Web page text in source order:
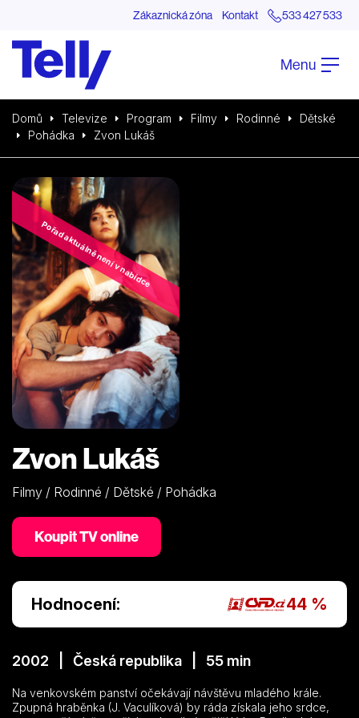
Zákaznická zóna Kontakt 533 427 533
Menu
Domů Televize Program Filmy Rodinné
Dětské
Pohádka
Zvon Lukáš
Pořad aktuálně není v nabídce
Zvon Lukáš
Filmy / Rodinné / Dětské / Pohádka
Koupit TV online
Hodnocení: 44 %
2002 | Česká republika | 55 min
Na venkovském panství očekávají návštěvu mladého krále.
Zpupná hraběnka (J. Vaculíková) by ráda získala jeho srdce,